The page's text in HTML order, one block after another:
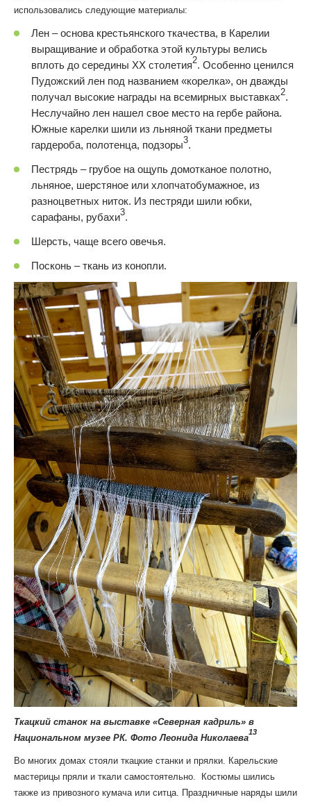
использовались следующие материалы:
Лен – основа крестьянского ткачества, в Карелии
выращивание и обработка этой культуры велись
вплоть до середины XX столетия2. Особенно ценился
Пудожский лен под названием «корелка», он дважды
получал высокие награды на всемирных выставках2.
Неслучайно лен нашел свое место на гербе района.
Южные карелки шили из льняной ткани предметы
гардероба, полотенца, подзоры3.
Пестрядь – грубое на ощупь домотканое полотно,
льняное, шерстяное или хлопчатобумажное, из
разноцветных ниток. Из пестряди шили юбки,
сарафаны, рубахи3.
Шерсть, чаще всего овечья.
Посконь – ткань из конопли.
Ткацкий станок на выставке «Северная кадриль» в
Национальном музее РК. Фото Леонида Николаева
13
Во многих домах стояли ткацкие станки и прялки. Карельские
мастерицы пряли и ткали самостоятельно. Костюмы шились
также из привозного кумача или ситца. Праздничные наряды шили